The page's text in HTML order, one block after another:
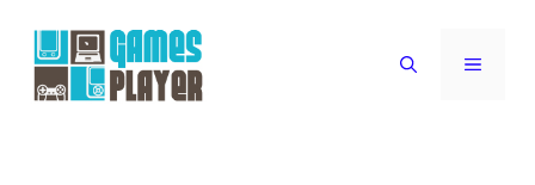
contenuto
MENU